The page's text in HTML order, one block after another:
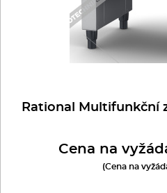
Rational Multifunkční
Cena na
(Cena na